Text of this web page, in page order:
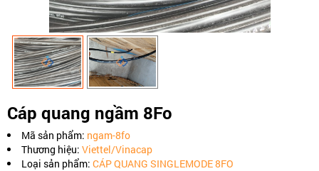
Cáp quang ngầm 8Fo
Mã sản phẩm: ngam-8fo
Thương hiệu: Viettel/Vinacap
Loại sản phẩm: CÁP QUANG SINGLEMODE 8FO